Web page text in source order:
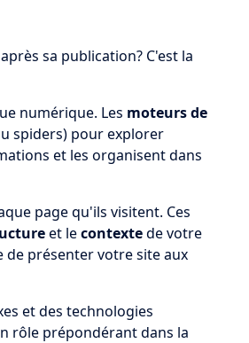
sa publication? C'est la
numérique. Les moteurs de
spiders) pour explorer
et les organisent dans
page qu'ils visitent. Ces
et lecontextede votre
présenter votre site aux
et des technologies
rôle prépondérant dans la